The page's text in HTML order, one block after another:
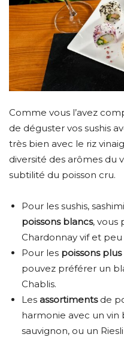
Comme vous l’avez
de déguster vos sushis
très bien avec le riz
diversité des arômes du
subtilité du poisson cru.
Pour les sushis,
poissons blancs, vous
Chardonnay vif et peu
Pour les poissons plus
pouvez préférer un
Chablis.
Les assortimentsde
harmonie avec un
sauvignon, ou un